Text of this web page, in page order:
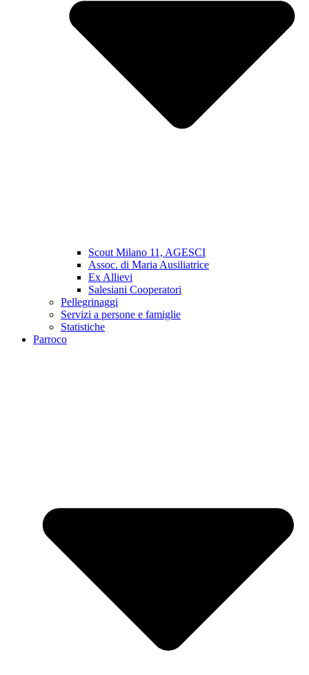
Scout Milano 11, AGESCI
Assoc. di Maria Ausiliatrice
Ex Allievi
Salesiani Cooperatori
Pellegrinaggi
Servizi a persone e famiglie
Statistiche
Parroco